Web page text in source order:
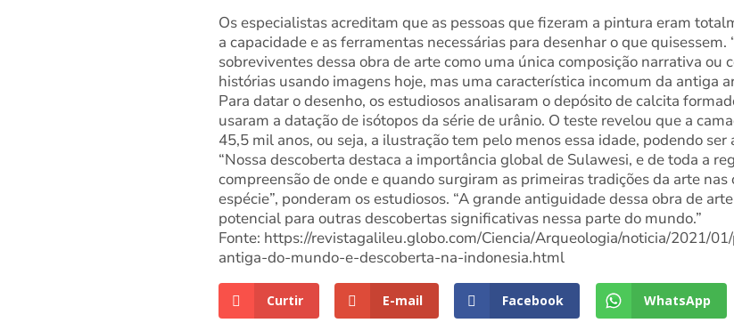
Os especialistas acreditam que as pessoas que fizeram a pintura eram
a capacidade e as ferramentas necessárias para desenhar o que
sobreviventes dessa obra de arte como uma única composição narrativa ou
histórias usando imagens hoje, mas uma característica incomum da antiga
Para datar o desenho, os estudiosos analisaram o depósito de calcita
usaram a datação de isótopos da série de urânio. O teste revelou que a
45,5 mil anos, ou seja, a ilustração tem pelo menos essa idade, podendo ser
“Nossa descoberta destaca a importância global de Sulawesi, e de toda a
compreensão de onde e quando surgiram as primeiras tradições da arte
espécie”, ponderam os estudiosos. “A grande antiguidade dessa obra de
potencial para outras descobertas significativas nessa parte do mundo.”
Fonte: https://revistagalileu.globo.com/Ciencia/Arqueologia/noticia/2021/
antiga-do-mundo-e-descoberta-na-indonesia.html
Curtir E-mail Facebook WhatsApp